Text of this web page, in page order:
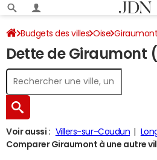
Budgets des villes Oise
Dette de Giraumont
Voir aussi : Villers-sur-Coudun
Comparer Giraumont à une autre